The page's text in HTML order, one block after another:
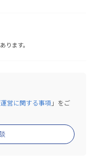
ります。
営に関する事項 」をご